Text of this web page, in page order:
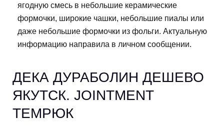
ягодную смесь в небольшие керамические
формочки, широкие чашки, небольшие пиалы или
даже небольшие формочки из фольги. Актуальную
информацию направила в личном сообщении.
ДЕКА ДУРАБОЛИН ДЕШЕВО
ЯКУТСК. JOINTMENT
ТЕМРЮК